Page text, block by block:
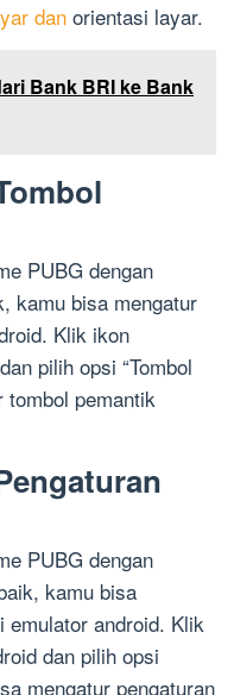
dan orientasi layar.
Bank BRI ke Bank
PUBG dengan
kamu bisa mengatur
Klik ikon
pilih opsi “Tombol
tombol pemantik
PUBG dengan
kamu bisa
emulator android. Klik
dan pilih opsi
mengatur pengaturan